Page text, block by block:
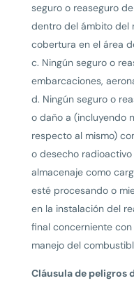
seguro o reaseguro
dentro del ámbito del
cobertura en el área
c. Ningún seguro o
embarcaciones,
d. Ningún seguro o
o daño a (incluyendo
respecto al mismo)
o desecho
almacenaje como
esté procesando o
en la instalación del
final concerniente
manejo del
Cláusula de